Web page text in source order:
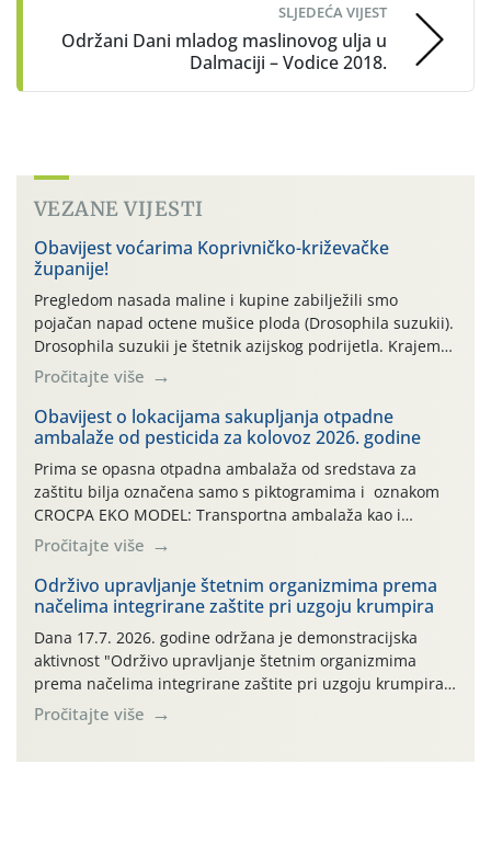
SLJEDEĆA VIJEST
Održani Dani mladog maslinovog ulja u
Dalmaciji – Vodice 2018.
VEZANE VIJESTI
Obavijest voćarima Koprivničko-križevačke
županije!
Pregledom nasada maline i kupine zabilježili smo
pojačan napad octene mušice ploda (Drosophila suzukii).
Drosophila suzukii je štetnik azijskog podrijetla. Krajem
2010. godine prvi puta je registriran u Hrvatskoj, a u
rujnu 2016. godine na našem su području zabilježene
gospodarski važne štete. Riječ je o štetniku vrlo sličnom
dobro poznatoj vinskoj mušici, no za razliku […]
Pročitajte više
Obavijest o lokacijama sakupljanja otpadne
ambalaže od pesticida za kolovoz 2026. godine
Prima se opasna otpadna ambalaža od sredstava za
zaštitu bilja označena samo s piktogramima i oznakom
CROCPA EKO MODEL: Transportna ambalaža kao i
ambalaža drugih proizvoda koji nisu sredstva za zaštitu
bilja (npr. ambalaža od mineralnih gnojiva,) se ne
prihvaća. Korisnicima je osiguran besplatni povrat
prazne ambalaže isključivo ovih tvrtki: AGROCHEM-MAKS,
AGRONOM, ALBAUGH TKI* (PINUS […]
Pročitajte više
Održivo upravljanje štetnim organizmima prema
načelima integrirane zaštite pri uzgoju krumpira
Dana 17.7. 2026. godine održana je demonstracijska
aktivnost "Održivo upravljanje štetnim organizmima
prema načelima integrirane zaštite pri uzgoju krumpira"
na pokusnom polju "Poredje", kraj naselja Belica (ARKOD
parcela ID 2445031) (središnji dio Međimurske županije).
Pročitajte više